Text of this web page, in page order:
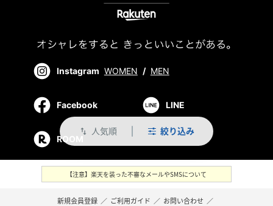
swap_vert 人気順 絞り込み
Instagram WOMEN / MEN
Facebook LINE
ROOM
【注意】楽天を装った不審なメールやSMSについて
新規会員登録 ／ ご利用ガイド ／ お問い合わせ ／